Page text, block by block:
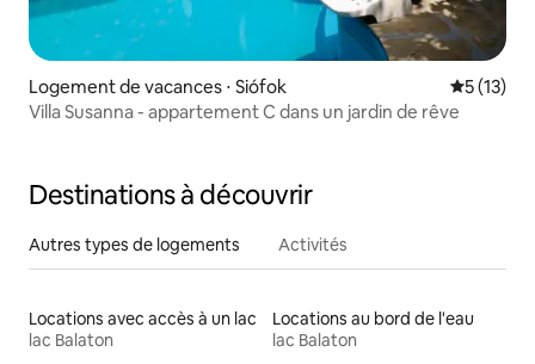
Logement de vacances ⋅ Siófok
5 (13)
Villa Susanna - appartement C dans un jardin de rêve
Destinations à découvrir
Autres types de logements Activités
Locations avec accès à un lac
lac Balaton
Locations au bord de l'eau
lac Balaton